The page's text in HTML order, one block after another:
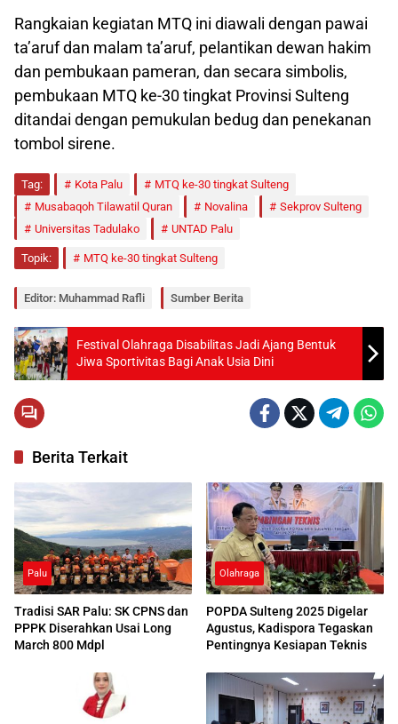
Rangkaian kegiatan MTQ ini diawali dengan pawai
ta’aruf dan malam ta’aruf, pelantikan dewan hakim
dan pembukaan pameran, dan secara simbolis,
pembukaan MTQ ke-30 tingkat Provinsi Sulteng
ditandai dengan pemukulan bedug dan penekanan
tombol sirene.
Tag: Kota Palu
MTQ ke-30 tingkat Sulteng
Musabaqoh Tilawatil Quran
Novalina
Sekprov Sulteng
Universitas Tadulako
UNTAD Palu
Topik: MTQ ke-30 tingkat Sulteng
Editor: Muhammad Rafli Sumber Berita
Festival Olahraga Disabilitas Jadi Ajang Bentuk
Jiwa Sportivitas Bagi Anak Usia Dini
Berita Terkait
Palu
Tradisi SAR Palu: SK CPNS dan
PPPK Diserahkan Usai Long
March 800 Mdpl
Olahraga
POPDA Sulteng 2025 Digelar
Agustus, Kadispora Tegaskan
Pentingnya Kesiapan Teknis